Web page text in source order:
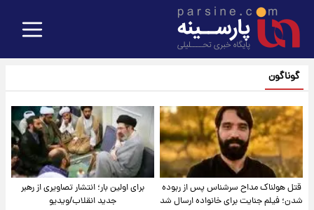
گوناگون
قتل هولناک مداح سرشناس پس از ربوده
شدن؛ فیلم جنایت برای خانواده ارسال شد
برای اولین بار؛ انتشار تصاویری از رهبر
جدید انقلاب/ویدیو